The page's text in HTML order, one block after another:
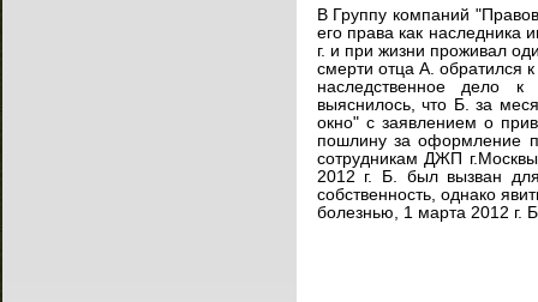
В Группу компаний
его права как наследника
г. и при жизни проживал
смерти отца А. обратился
наследственное дело
выяснилось, что Б. за
окно" с заявлением о
пошлину за оформление
сотрудникам ДЖП
2012 г. Б. был вызван
собственность, однако
болезнью, 1 марта 2012 г.